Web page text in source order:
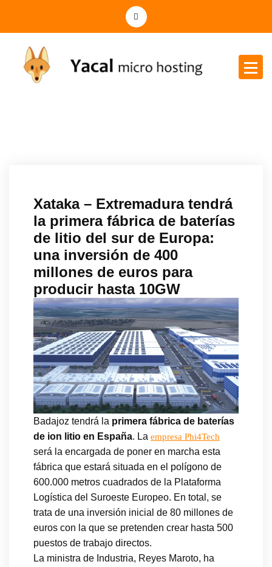
Xataka – Extremadura tendrá
la primera fábrica de baterías
de litio del sur de Europa:
una inversión de 400
millones de euros para
producir hasta 10GW
Badajoz tendrá la primera fábrica de baterías
de ion litio en España. La empresa Phi4Tech
será la encargada de poner en marcha esta
fábrica que estará situada en el polígono de
600.000 metros cuadrados de la Plataforma
Logística del Suroeste Europeo. En total, se
trata de una inversión inicial de 80 millones de
euros con la que se pretenden crear hasta 500
puestos de trabajo directos.
La ministra de Industria, Reyes Maroto, ha